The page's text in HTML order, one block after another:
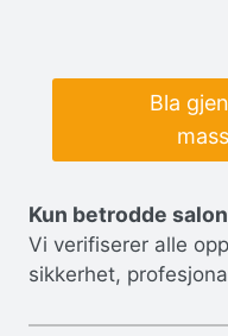
Kun betrodde
Vi verifiserer alle
sikkerhet,
Bla